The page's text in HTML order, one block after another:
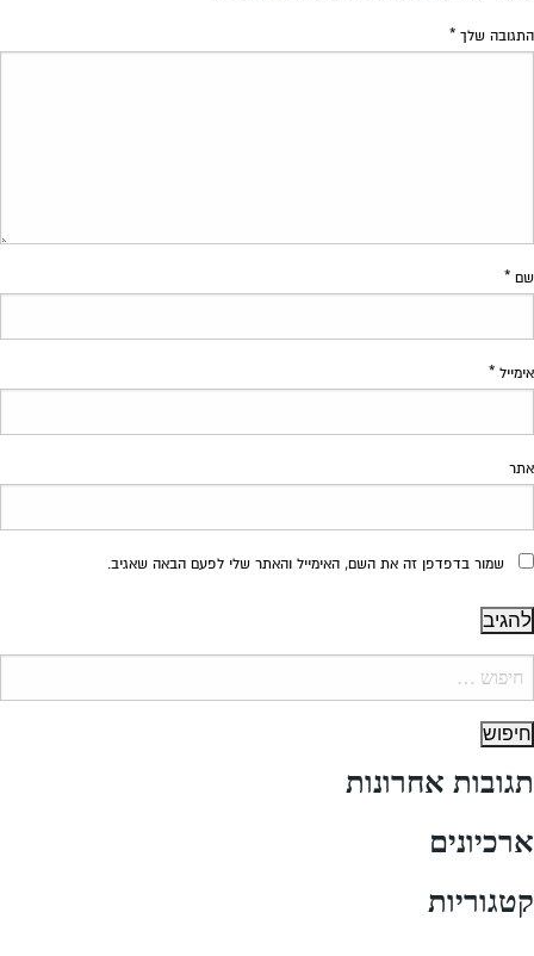
התגובה שלך *
שם *
אימייל *
אתר
שמור בדפדפן זה את השם, האימייל והאתר שלי לפעם הבאה שאגיב.
תגובות אחרונות
ארכיונים
קטגוריות